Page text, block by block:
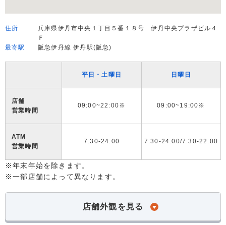
住所
兵庫県伊丹市中央１丁目５番１８号 伊丹中央プラザビル４
Ｆ
最寄駅
阪急伊丹線 伊丹駅(阪急)
平日・土曜日 日曜日
店舗
営業時間
09:00~22:00※ 09:00~19:00※
ATM
営業時間
7:30-24:00 7:30-24:00/7:30-22:00
※年末年始を除きます。
※一部店舗によって異なります。
店舗外観を見る